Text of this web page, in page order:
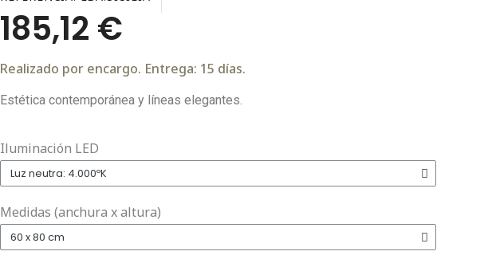
185,12 €
Realizado por encargo. Entrega: 15 días.
Estética contemporánea y líneas elegantes.
Iluminación LED
Medidas (anchura x altura)